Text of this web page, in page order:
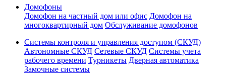
Домофоны
Домофон на частный дом или офис Домофон на
многоквартирный дом Обслуживание домофонов
Системы контроля и управления доступом (СКУД)
Автономные СКУД Сетевые СКУД Системы учета
рабочего времени Турникеты Дверная автоматика
Замочные системы